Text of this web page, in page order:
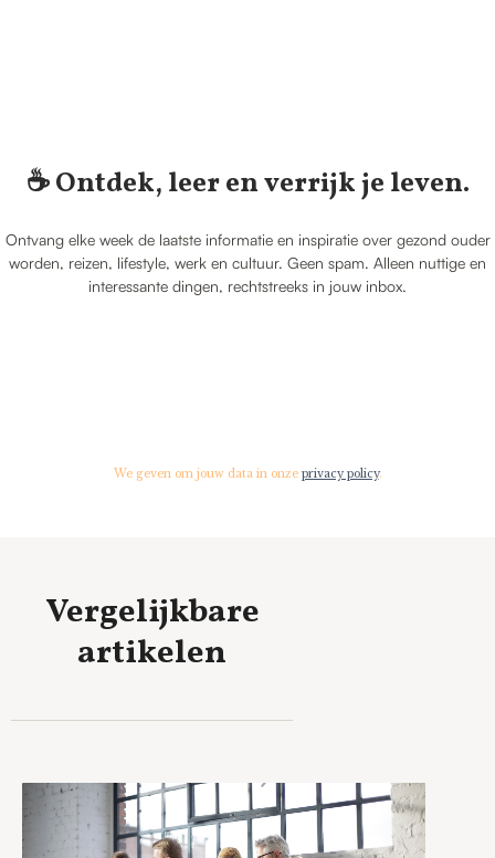
☕️ Ontdek, leer en verrijk je leven.
Ontvang elke week de laatste informatie en inspiratie over gezond ouder
worden, reizen, lifestyle, werk en cultuur. Geen spam. Alleen nuttige en
interessante dingen, rechtstreeks in jouw inbox.
We geven om jouw data in onze privacy policy.
Vergelijkbare
artikelen